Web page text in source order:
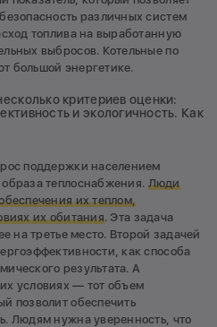
различных систем
топлива на выработанную
выбросов. Котельные по
большой энергетике.
критериев оценки:
и экологичность. Как
поддержки населением
теплоснабжения. Люди
их теплом,
их обитания. Эта задача
на третье место. Второй задачей
как способа
результата. А
условиях — тот объем
позволит обеспечить
Людям нужна уверенность, что